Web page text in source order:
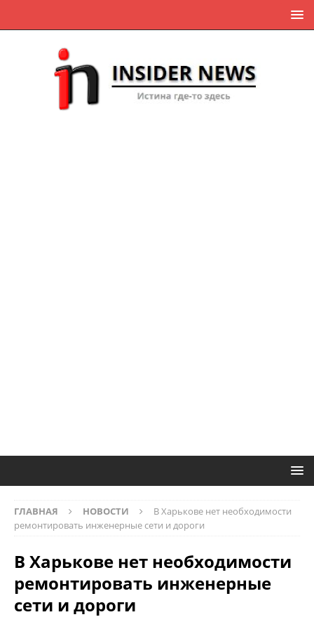
ГЛАВНАЯ НОВОСТИ
В Харькове нет необходимости
ремонтировать инженерные сети и дороги
В Харькове нет необходимости
ремонтировать инженерные
сети и дороги